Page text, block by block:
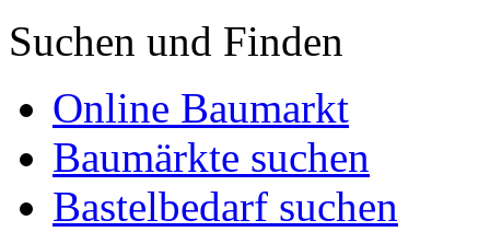
Suchen und Finden
Online Baumarkt
Baumärkte suchen
Bastelbedarf suchen